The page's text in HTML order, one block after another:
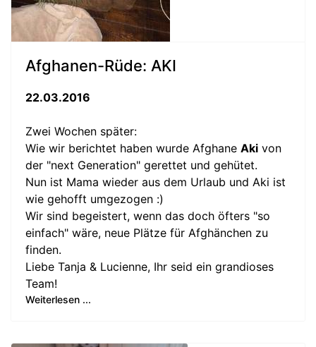
Afghanen-Rüde: AKI
22.03.2016
Zwei Wochen später:
Wie wir berichtet haben wurde Afghane Aki von
der "next Generation" gerettet und gehütet.
Nun ist Mama wieder aus dem Urlaub und Aki ist
wie gehofft umgezogen :)
Wir sind begeistert, wenn das doch öfters "so
einfach" wäre, neue Plätze für Afghänchen zu
finden.
Liebe Tanja & Lucienne, Ihr seid ein grandioses
Team!
Weiterlesen ...